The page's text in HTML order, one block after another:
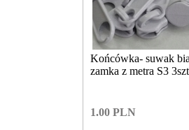
Końcówka- suwak
zamka z metra S3
1.00 PLN